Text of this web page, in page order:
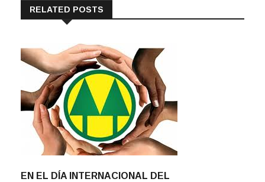
RELATED POSTS
EN EL DÍA INTERNACIONAL DEL